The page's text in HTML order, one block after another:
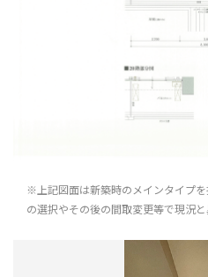
※上記図面は新築時のメインタイプ
の選択やその後の間取変更等で現況と